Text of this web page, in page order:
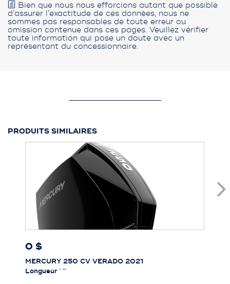
Bien que nous nous efforcions autant que possible
d’assurer l’exactitude de ces données, nous ne
sommes pas responsables de toute erreur ou
omission contenue dans ces pages. Veuillez vérifier
toute information qui pose un doute avec un
représentant du concessionnaire.
PRODUITS SIMILAIRES
0 $
MERCURY 250 CV VERADO 2021
Longueur ’ ’’